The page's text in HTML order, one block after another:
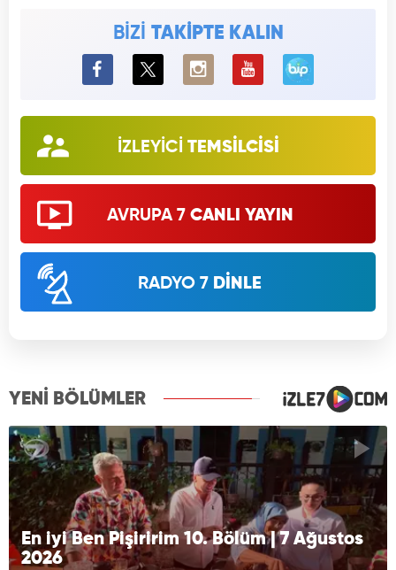
BİZİ TAKİPTE KALIN
BiP
İZLEYİCİ TEMSİLCİSİ
AVRUPA 7 CANLI YAYIN
RADYO 7 DİNLE
YENİ BÖLÜMLER
En iyi Ben Pişiririm 10. Bölüm | 7 Ağustos
2026